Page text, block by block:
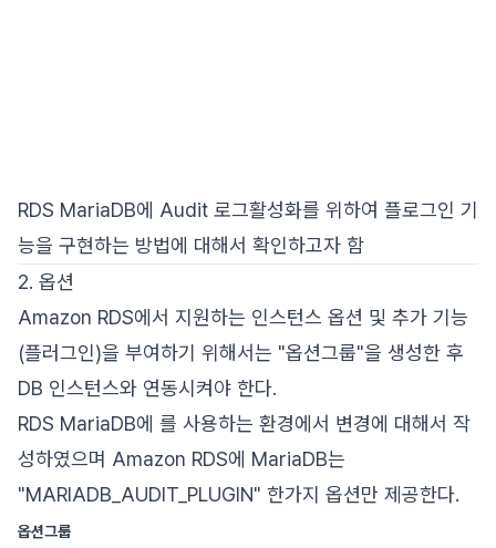
RDS MariaDB에 Audit 로그활성화를 위하여 플로그인 기
능을 구현하는 방법에 대해서 확인하고자 함
2. 옵션
Amazon RDS에서 지원하는 인스턴스 옵션 및 추가 기능
(플러그인)을 부여하기 위해서는 "옵션그룹"을 생성한 후
DB 인스턴스와 연동시켜야 한다.
RDS MariaDB에 를 사용하는 환경에서 변경에 대해서 작
성하였으며 Amazon RDS에 MariaDB는
"MARIADB_AUDIT_PLUGIN" 한가지 옵션만 제공한다.
옵션그룹